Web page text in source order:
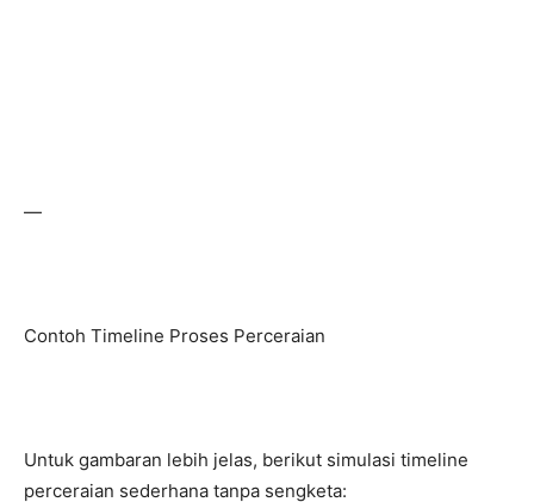
—
Contoh Timeline Proses Perceraian
Untuk gambaran lebih jelas, berikut simulasi timeline
perceraian sederhana tanpa sengketa: